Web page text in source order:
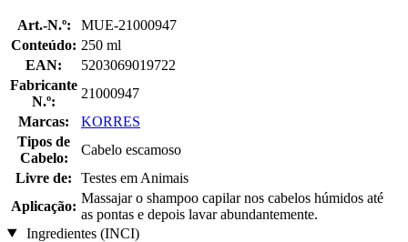
Art.-N.º:
MUE-21000947
Conteúdo: 250 ml
EAN:
5203069019722
Fabricante
N.º:
21000947
Marcas:
KORRES
Tipos de
Cabelo:
Cabelo escamoso
Livre de:
Testes em Animais
Aplicação:
Massajar o shampoo capilar nos cabelos húmidos até
as pontas e depois lavar abundantemente.
Ingredientes (INCI)